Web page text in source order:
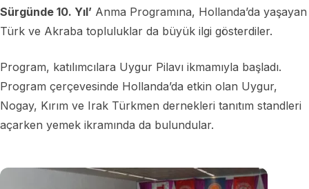
Sürgünde 10. Yıl’ Anma Programına, Hollanda’da yaşayan
Türk ve Akraba topluluklar da büyük ilgi gösterdiler.
Program, katılımcılara Uygur Pilavı ikmamıyla başladı.
Program çerçevesinde Hollanda’da etkin olan Uygur,
Nogay, Kırım ve Irak Türkmen dernekleri tanıtım standleri
açarken yemek ikramında da bulundular.